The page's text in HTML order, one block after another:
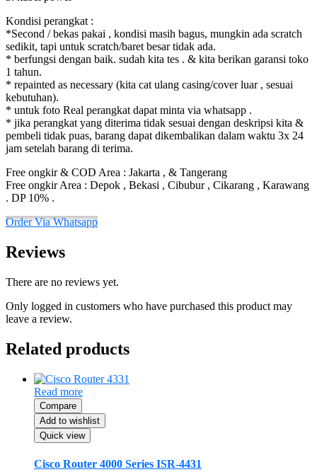
Kondisi perangkat :
*Second / bekas pakai , kondisi masih bagus, mungkin ada scratch
sedikit, tapi untuk scratch/baret besar tidak ada.
* berfungsi dengan baik. sudah kita tes . & kita berikan garansi toko
1 tahun.
* repainted as necessary (kita cat ulang casing/cover luar , sesuai
kebutuhan).
* untuk foto Real perangkat dapat minta via whatsapp .
* jika perangkat yang diterima tidak sesuai dengan deskripsi kita &
pembeli tidak puas, barang dapat dikembalikan dalam waktu 3x 24
jam setelah barang di terima.
Free ongkir & COD Area : Jakarta , & Tangerang
Free ongkir Area : Depok , Bekasi , Cibubur , Cikarang , Karawang
. DP 10% .
Order Via Whatsapp
Reviews
There are no reviews yet.
Only logged in customers who have purchased this product may
leave a review.
Related products
Read more
Compare
Add to wishlist
Quick view
Cisco Router 4000 Series ISR-4431